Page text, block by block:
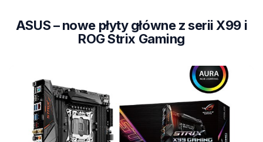
ASUS – nowe płyty główne z serii X99 i
ROG Strix Gaming